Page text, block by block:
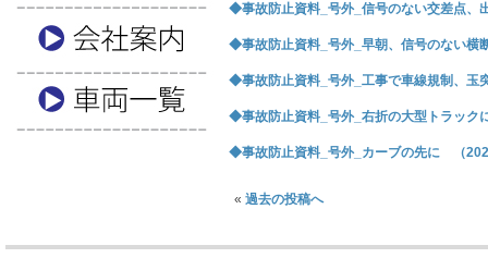
◆事故防止資料_号外_信号のない交差点
◆事故防止資料_号外_早朝、信号のない
◆事故防止資料_号外_工事で車線規制、
◆事故防止資料_号外_右折の大型トラッ
◆事故防止資料_号外_カーブの先に （
« 過去の投稿へ